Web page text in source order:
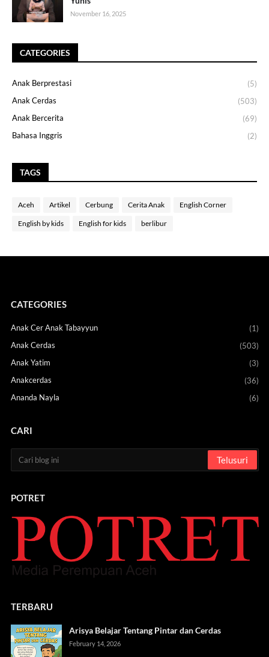
November 16, 2025
CATEGORIES
Anak Berprestasi
(5)
Anak Cerdas
(503)
Anak Bercerita
(69)
Bahasa Inggris
(2)
TAGS
Aceh Artikel Cerbung Cerita Anak English Corner
English by kids English for kids berlibur
CATEGORIES
Anak Cer Anak Tabayyun
(1)
Anak Cerdas
(503)
Anak Yatim
(3)
Anakcerdas
(36)
Ananda Nayla
(6)
CARI
POTRET
TERBARU
Arisya Belajar Tentang Pintar dan Cerdas
February 14, 2026